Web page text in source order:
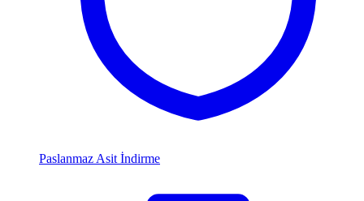
Paslanmaz Asit İndirme